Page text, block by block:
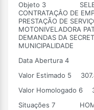
Objeto 3
CONTRATAÇÂO DE
PRESTAÇÃO DE
MOTONIVELADORA
DEMANDAS DA
MUNICIPALIDADE
Data Abertura 4
Valor Estimado 5
Valor Homologado 6
Situações 7